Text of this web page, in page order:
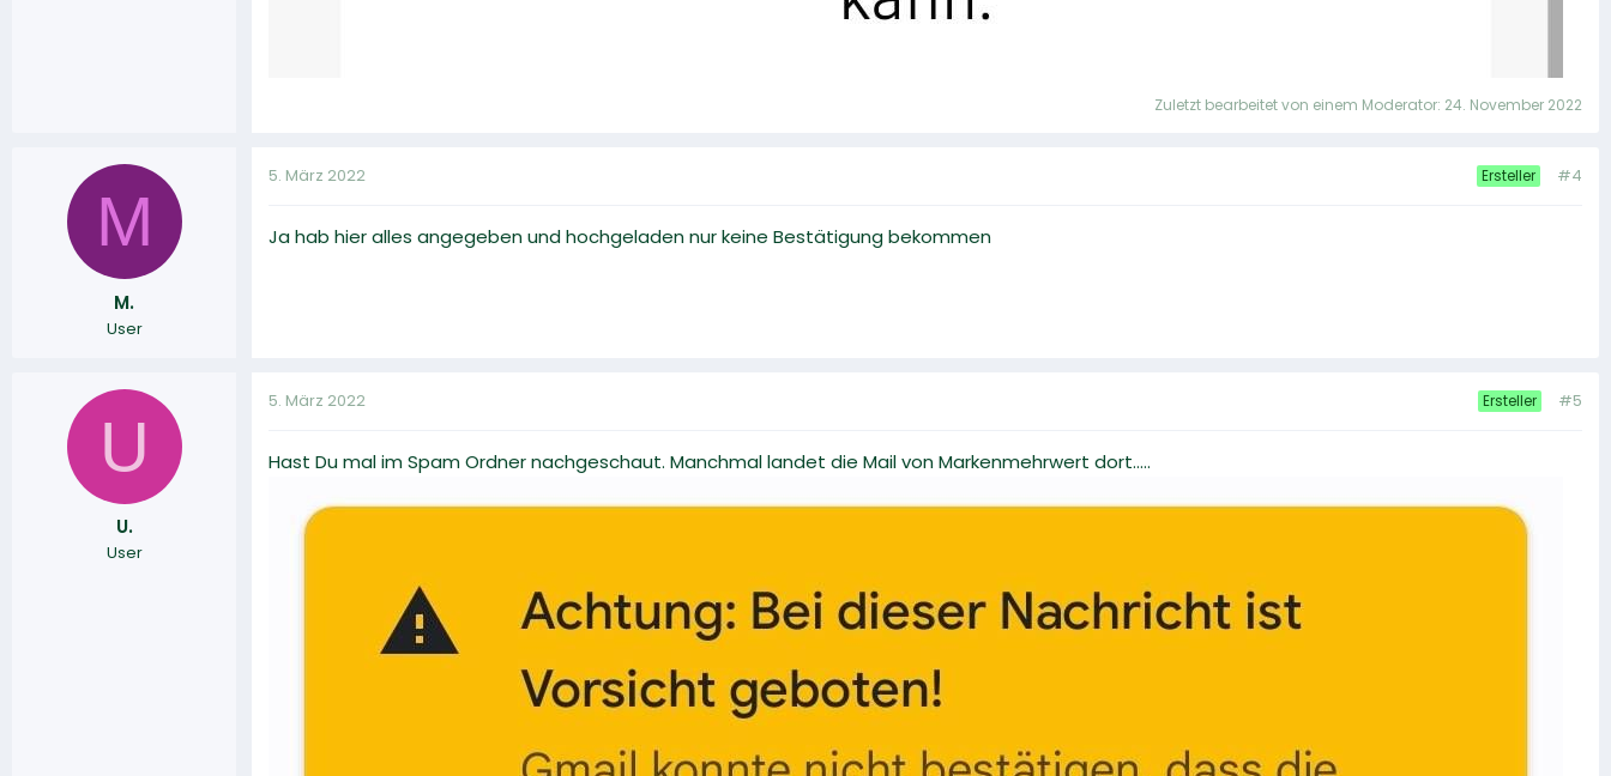
Zuletzt bearbeitet von einem Moderator: 24. November 2022
M
M.
User
5. März 2022 Ersteller #4
Ja hab hier alles angegeben und hochgeladen nur keine Bestätigung bekommen
U
U.
User
5. März 2022 Ersteller #5
Hast Du mal im Spam Ordner nachgeschaut. Manchmal landet die Mail von Markenmehrwert dort.....